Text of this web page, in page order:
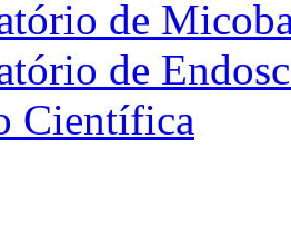
de
de
Científica